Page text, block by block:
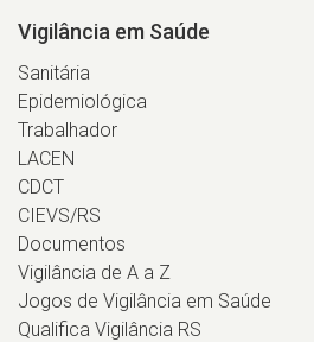
Vigilância em Saúde
Sanitária
Epidemiológica
Trabalhador
LACEN
CDCT
CIEVS/RS
Documentos
Vigilância de A a Z
Jogos de Vigilância em Saúde
Qualifica Vigilância RS